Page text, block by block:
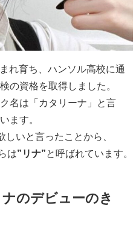
れ育ち、ハンソル高校に通
の資格を取得しました
名は「カタリーナ」と言
ます。
しい と言ったことから、
は”リナ” と呼ばれています。
のデビューのき